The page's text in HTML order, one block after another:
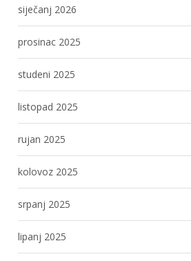
siječanj 2026
prosinac 2025
studeni 2025
listopad 2025
rujan 2025
kolovoz 2025
srpanj 2025
lipanj 2025